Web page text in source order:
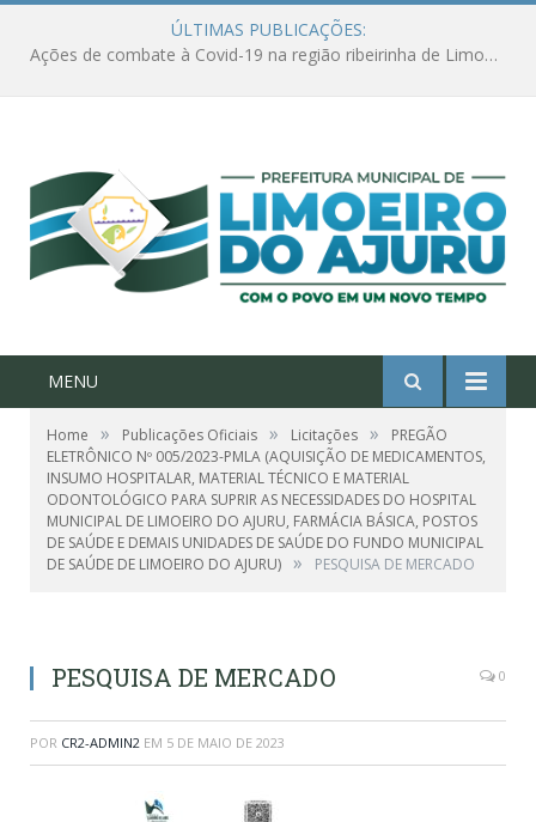
ÚLTIMAS PUBLICAÇÕES:
Ações de combate à Covid-19 na região ribeirinha de Limoeiro do Ajuru continuam
MENU
Home » Publicações Oficiais » Licitações »
PREGÃO
ELETRÔNICO Nº 005/2023-PMLA (AQUISIÇÃO DE MEDICAMENTOS,
INSUMO HOSPITALAR, MATERIAL TÉCNICO E MATERIAL
ODONTOLÓGICO PARA SUPRIR AS NECESSIDADES DO HOSPITAL
MUNICIPAL DE LIMOEIRO DO AJURU, FARMÁCIA BÁSICA, POSTOS
DE SAÚDE E DEMAIS UNIDADES DE SAÚDE DO FUNDO MUNICIPAL
DE SAÚDE DE LIMOEIRO DO AJURU) » PESQUISA DE MERCADO
PESQUISA DE MERCADO 0
POR CR2-ADMIN2 EM 5 DE MAIO DE 2023